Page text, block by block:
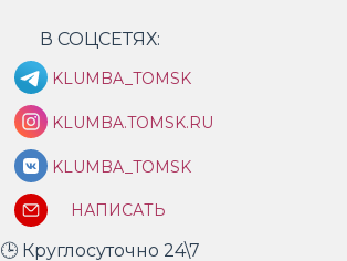
В СОЦСЕТЯХ:
KLUMBA_TOMSK
KLUMBA.TOMSK.RU
KLUMBA_TOMSK
НАПИСАТЬ
🕒 Круглосуточно 24\7